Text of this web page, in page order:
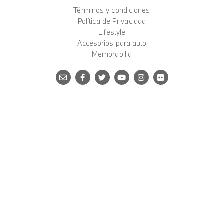
Términos y condiciones
Política de Privacidad
Lifestyle
Accesorios para auto
Memorabilia